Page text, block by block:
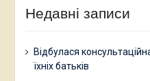
Недавні записи
Відбулася
їхніх батьків